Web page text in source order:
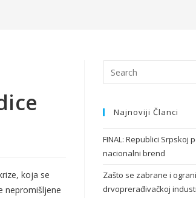
koja se
nepromišljene
Najnoviji Članci
FINAL: Republici
nacionalni brend
Zašto se zabrane i
drvoprerađivačkoj